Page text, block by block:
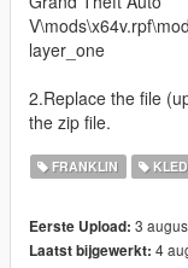
layer_one
2.Replace the file
the zip file.
FRANKLIN
Eerste Upload: 3
Laatst bijgewerkt: 4